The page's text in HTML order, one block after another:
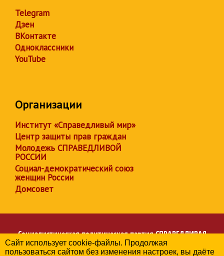
Telegram
Дзен
ВКонтакте
Одноклассники
YouTube
Организации
Институт «Справедливый мир»
Центр защиты прав граждан
Молодежь СПРАВЕДЛИВОЙ
РОССИИ
Социал-демократический союз
женщин России
Домсовет
Социалистическая политическая партияСПРАВЕДЛИВАЯ
РОССИЯ
Сайт использует cookie-файлы. Продолжая
пользоваться сайтом без изменения настроек, вы даёте